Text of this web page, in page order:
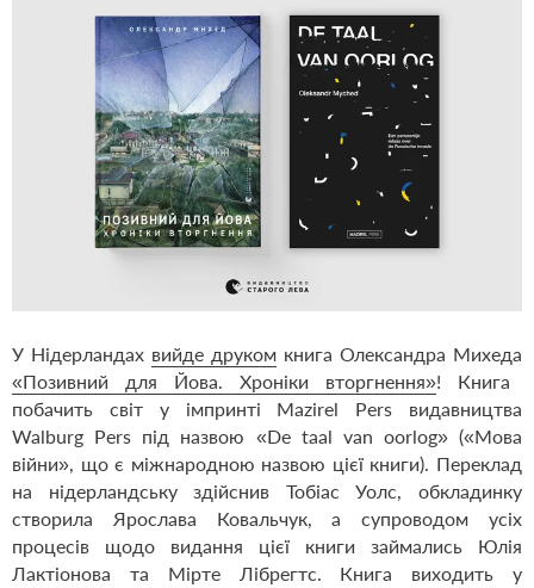
У Нідерландах вийде друком книга Олександра Михеда
«Позивний для Йова. Хроніки вторгнення»! Книга
побачить світ у імпринті Mazirel Pers видавництва
Walburg Pers під назвою «De taal van oorlog» («Мова
війни», що є міжнародною назвою цієї книги). Переклад
на нідерландську здійснив Тобіас Уолс, обкладинку
створила Ярослава Ковальчук, а супроводом усіх
процесів щодо видання цієї книги займались Юлія
Лактіонова та Мірте Лібрегтс. Книга виходить у